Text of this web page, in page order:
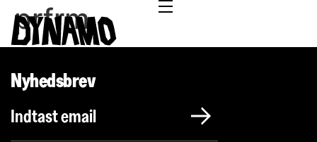
prfrm
Nyhedsbrev